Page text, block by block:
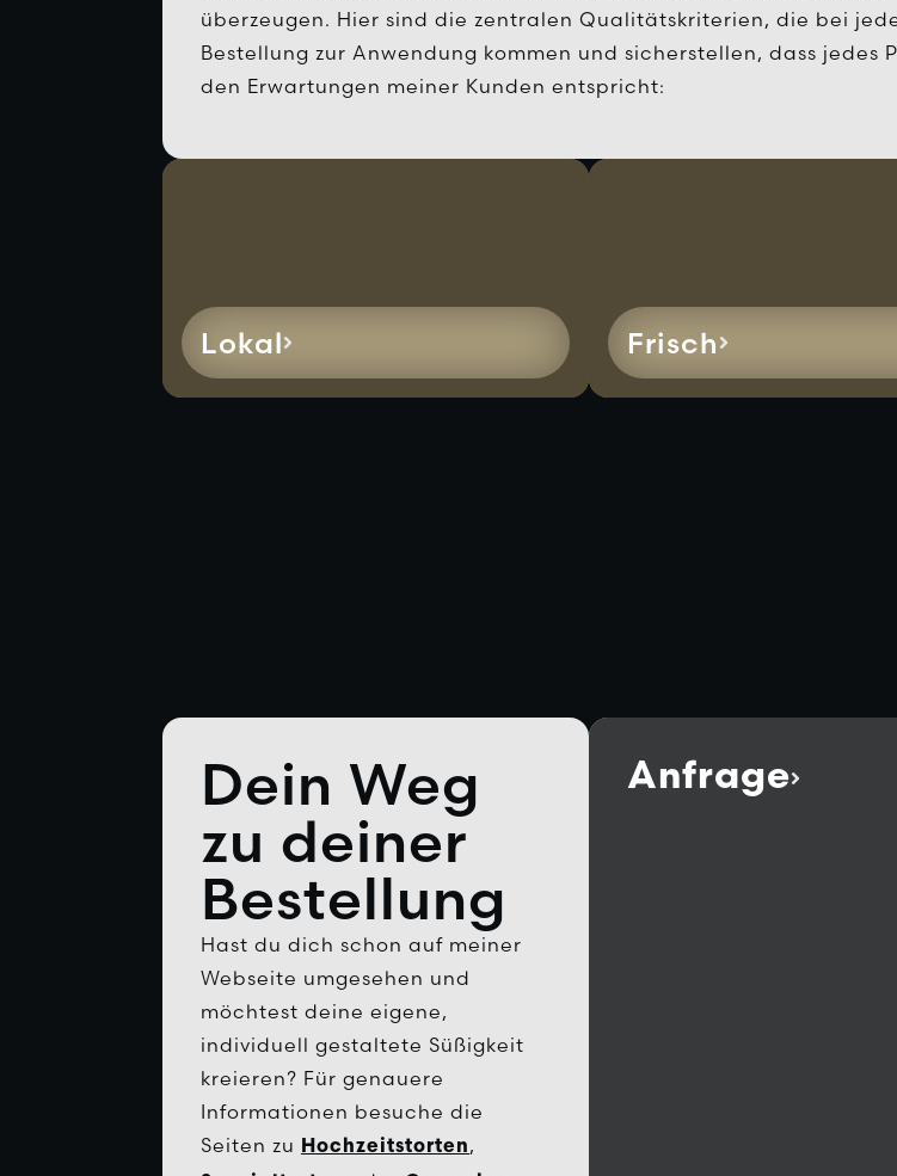
überzeugen. Hier sind die zentralen Qualitätskriterien, die bei
Bestellung zur Anwendung kommen und sicherstellen, dass jedes
den Erwartungen meiner Kunden entspricht:
Lokal Frisch
Dein Weg
zu deiner
Bestellung
Hast du dich schon auf meiner
Webseite umgesehen und
möchtest deine eigene,
individuell gestaltete Süßigkeit
kreieren? Für genauere
Informationen besuche die
Seiten zu Hochzeitstorten,
Anfrage